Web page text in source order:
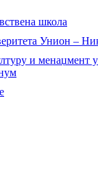
школа
Унион –
и менаџмент